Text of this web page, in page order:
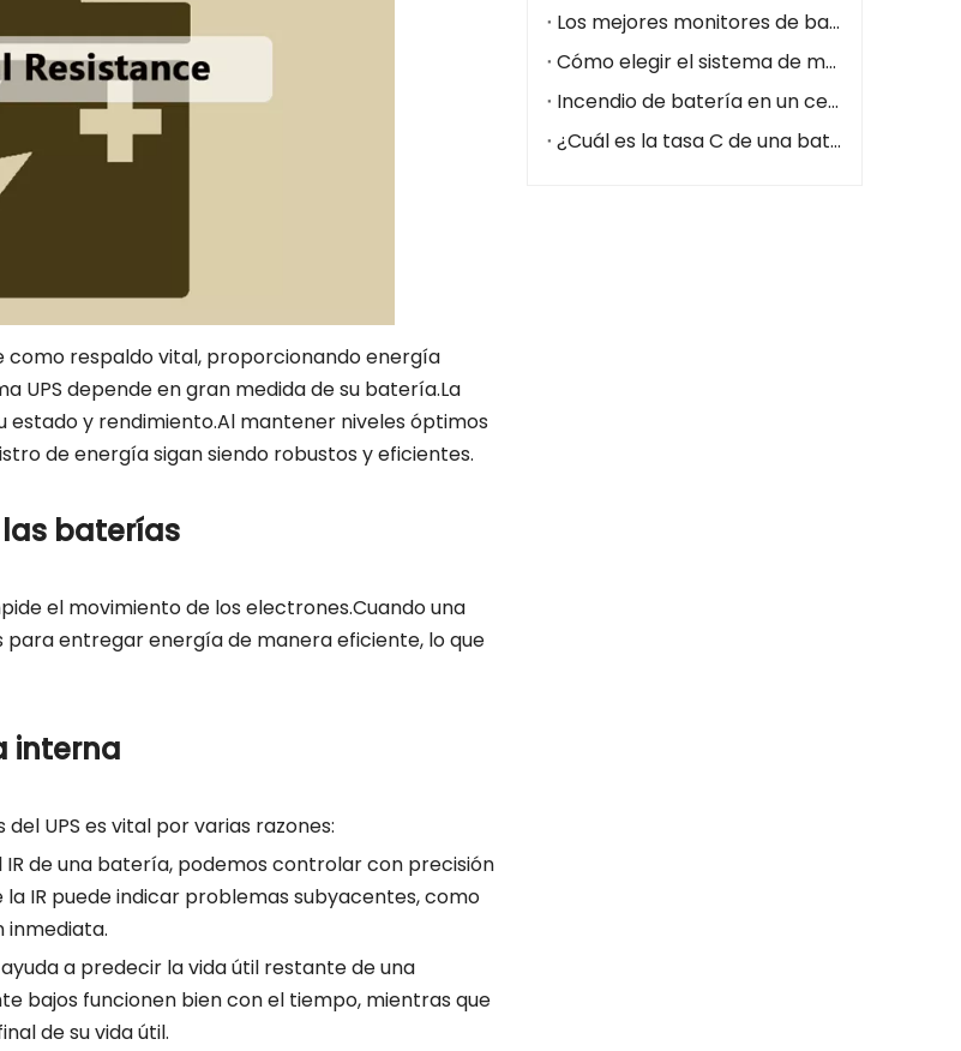
como respaldo vital, proporcionando energía
UPS depende en gran medida de su batería.La
y rendimiento.Al mantener niveles óptimos
de energía sigan siendo robustos y eficientes.
baterías
el movimiento de los electrones.Cuando una
entregar energía de manera eficiente, lo que
interna
UPS es vital por varias razones:
IR de una batería, podemos controlar con precisión
IR puede indicar problemas subyacentes, como
inmediata.
ayuda a predecir la vida útil restante de una
bajos funcionen bien con el tiempo, mientras que
de su vida útil.
Los mejores monitores de batería para centros de datos
Cómo elegir el sistema de monitoreo de batería adecuado para centros de datos (2026)
Incendio de batería en un centro de datos: cómo prevenirlo con un sistema de monitoreo de batería
¿Cuál es la tasa C de una batería?